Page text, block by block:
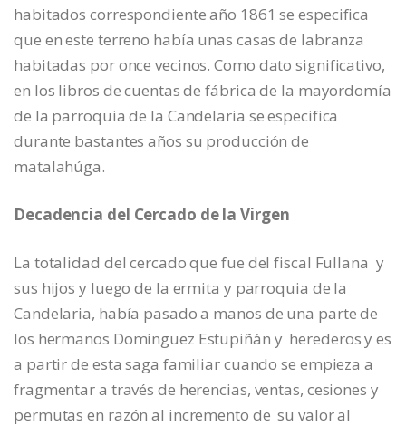
habitados correspondiente año 1861 se especifica
que en este terreno había unas casas de labranza
habitadas por once vecinos. Como dato significativo,
en los libros de cuentas de fábrica de la mayordomía
de la parroquia de la Candelaria se especifica
durante bastantes años su producción de
matalahúga.
Decadencia del Cercado de la Virgen
La totalidad del cercado que fue del fiscal Fullana y
sus hijos y luego de la ermita y parroquia de la
Candelaria, había pasado a manos de una parte de
los hermanos Domínguez Estupiñán y herederos y es
a partir de esta saga familiar cuando se empieza a
fragmentar a través de herencias, ventas, cesiones y
permutas en razón al incremento de su valor al